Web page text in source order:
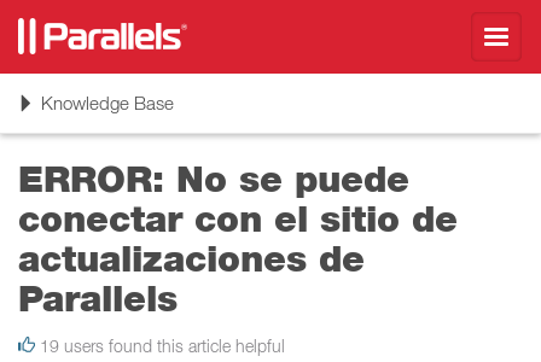
ToggleKnowledge Base
ERROR: No se puede
conectar con el sitio de
actualizaciones de
Parallels
19 users found this article helpful